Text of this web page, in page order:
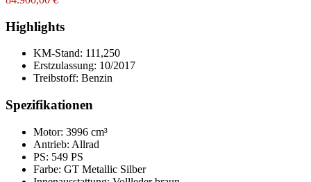
Highlights
KM-Stand: 111,250
Erstzulassung: 10/2017
Treibstoff: Benzin
Spezifikationen
Motor: 3996 cm³
Antrieb: Allrad
PS: 549 PS
Farbe: GT Metallic Silber